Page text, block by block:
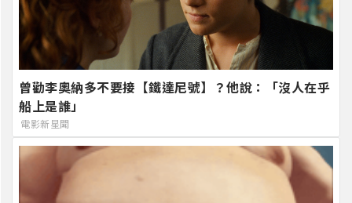
曾勸李奧納多不要接【鐵達尼號】？他說：「沒人在乎
船上是誰」
電影新星聞